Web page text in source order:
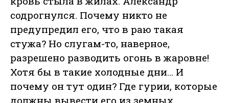
содрогнулся. Почему никто не
предупредил его, что в раю такая
стужа? Но слугам-то, наверное,
разрешено разводить огонь в жаровне!
Хотя бы в такие холодные дни… И
почему он тут один? Где гурии, которые
должны вывести его из земных